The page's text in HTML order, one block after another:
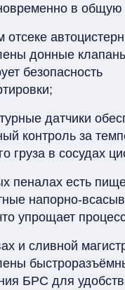
в общую
отсеке
донные
безопасность
датчики
контроль за
груза в сосудах
пеналах есть
напорно-
упрощает
и сливной
БРС для